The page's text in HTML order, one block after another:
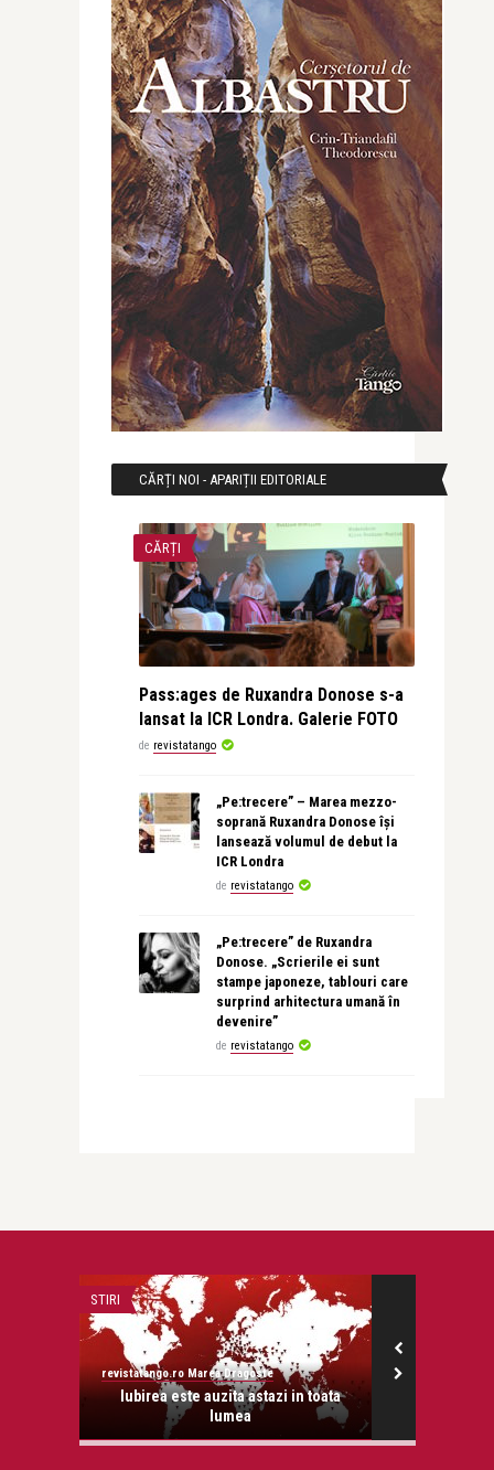
CĂRȚI NOI - APARIȚII EDITORIALE
CĂRȚI
Pass:ages de Ruxandra Donose s-a
lansat la ICR Londra. Galerie FOTO
de revistatango
„Pe:trecere” – Marea mezzo-
soprană Ruxandra Donose își
lansează volumul de debut la
ICR Londra
de revistatango
„Pe:trecere” de Ruxandra
Donose. „Scrierile ei sunt
stampe japoneze, tablouri care
surprind arhitectura umană în
devenire”
de revistatango
STIRI
revistatango.ro Marea Dragoste
Iubirea este auzita astazi in toata
lumea